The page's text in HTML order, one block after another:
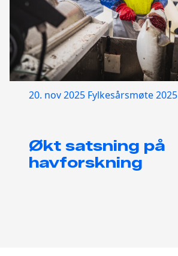
20. nov 2025 Fylkesårsmøte 2025
Økt satsning på
havforskning